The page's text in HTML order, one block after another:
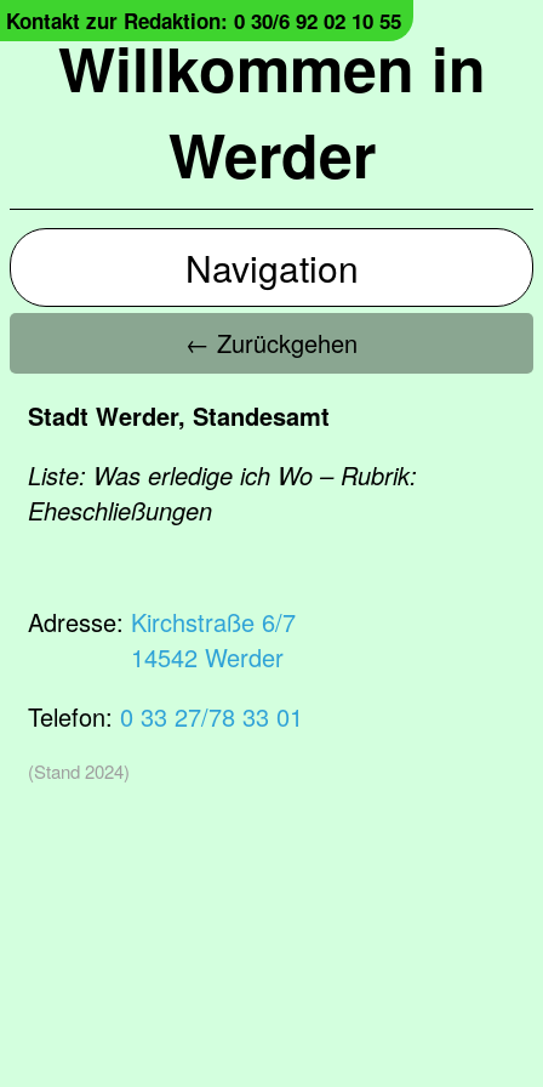
Willkommen in
Werder
Kontakt zur Redaktion: 0 30/6 92 02 10 55
Navigation
← Zurückgehen
Stadt Werder, Standesamt
Liste: Was erledige ich Wo – Rubrik:
Eheschließungen
Adresse: Kirchstraße 6/7
14542 Werder
Telefon: 0 33 27/78 33 01
(Stand 2024)